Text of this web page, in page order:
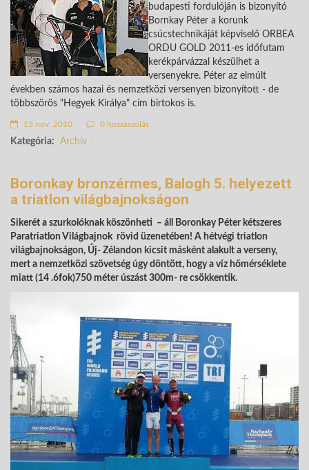
budapesti fordulóján is bizonyító
Bornkay Péter a korunk
csúcstechnikáját képviselő ORBEA
ORDU GOLD 2011-es időfutam
kerékpárvázzal készülhet a
versenyekre. Péter az elmúlt
években számos hazai és nemzetközi versenyen bizonyított - de
többszörös "Hegyek Királya" cím birtokos is.
13 nov. 2010 0 hozzászólás
Kategória: Archív
Boronkay bronzérmes, Balogh 5. helyezett
a triatlon világbajnokságon
Sikerét a szurkolóknak köszönheti – áll Boronkay Péter kétszeres
Paratriatlon Világbajnok rövid üzenetében! A hétvégi triatlon
világbajnokságon, Új- Zélandon kicsit másként alakult a verseny,
mert a nemzetközi szövetség úgy döntött, hogy a víz hőmérséklete
miatt (14 .6fok)750 méter úszást 300m- re csökkentik.